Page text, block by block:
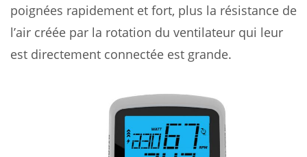
poignées rapidement et fort, plus la résistance de
l’air créée par la rotation du ventilateur qui leur
est directement connectée est grande.